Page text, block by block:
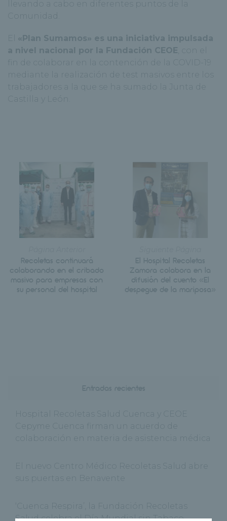
llevando a cabo en diferentes puntos de la
Comunidad.
«Plan Sumamos» es una iniciativa impulsada
a nivel nacional por la Fundación CEOE , con el
fin de colaborar en la contención de la COVID-19
mediante la realización de test masivos entre los
trabajadores a la que se ha sumado la Junta de
Castilla y León.
Recoletas continuará
colaborando en el cribado
masivo para empresas con
su personal del hospital
El Hospital Recoletas
Zamora colabora en la
difusión del cuento «El
despegue de la mariposa»
Hospital Recoletas Salud Cuenca y CEOE
Cepyme Cuenca firman un acuerdo de
colaboración en materia de asistencia médica
El nuevo Centro Médico Recoletas Salud abre
sus puertas en Benavente
‘Cuenca Respira’, la Fundación Recoletas
Salud celebra el Día Mundial sin Tabaco